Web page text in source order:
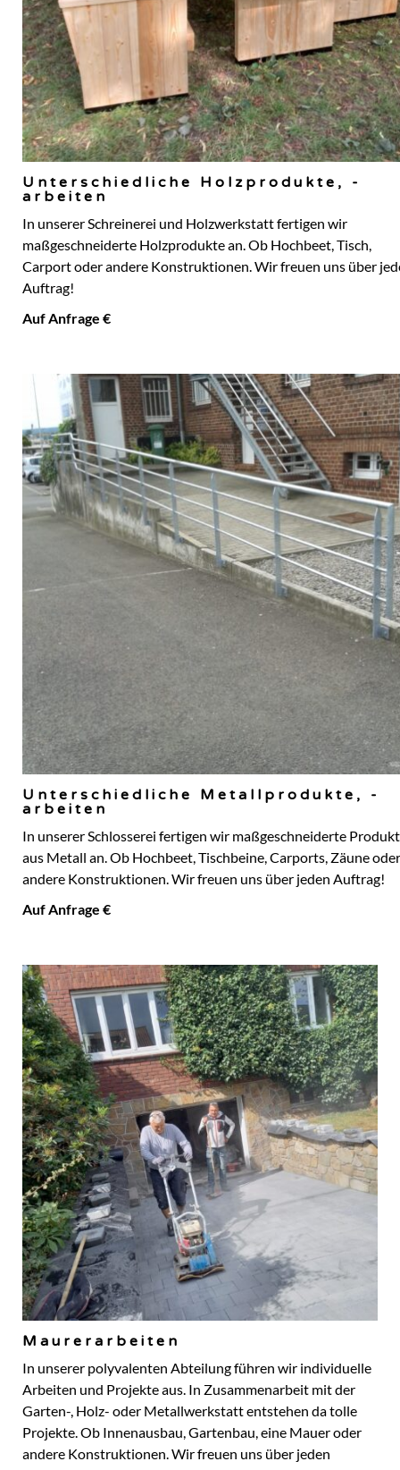
Unterschiedliche Holzprodukte, -
arbeiten
In unserer Schreinerei und Holzwerkstatt fertigen wir
maßgeschneiderte Holzprodukte an. Ob Hochbeet, Tisch,
Carport oder andere Konstruktionen. Wir freuen uns über
Auftrag!
Auf Anfrage €
Unterschiedliche Metallprodukte, -
arbeiten
In unserer Schlosserei fertigen wir maßgeschneiderte
aus Metall an. Ob Hochbeet, Tischbeine, Carports, Zäune oder
andere Konstruktionen. Wir freuen uns über jeden Auftrag!
Auf Anfrage €
Maurerarbeiten
In unserer polyvalenten Abteilung führen wir individuelle
Arbeiten und Projekte aus. In Zusammenarbeit mit der
Garten-, Holz- oder Metallwerkstatt entstehen da tolle
Projekte. Ob Innenausbau, Gartenbau, eine Mauer oder
andere Konstruktionen. Wir freuen uns über jeden